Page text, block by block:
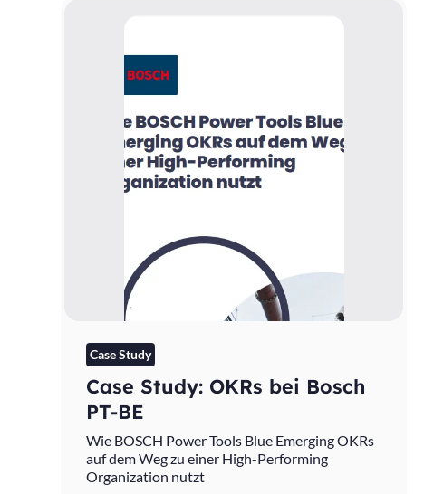
Case Study
Case Study: OKRs bei Bosch
PT-BE
Wie BOSCH Power Tools Blue Emerging OKRs
auf dem Weg zu einer High-Performing
Organization nutzt